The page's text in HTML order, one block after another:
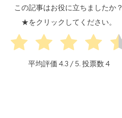
この記事はお役に立ちましたか？
★をクリックしてください。
平均評価 4.3 / 5. 投票数4